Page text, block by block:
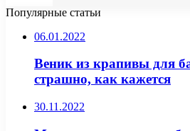
Популярные статьи
06.01.2022
Веник из крапивы для
страшно, как кажется
30.11.2022